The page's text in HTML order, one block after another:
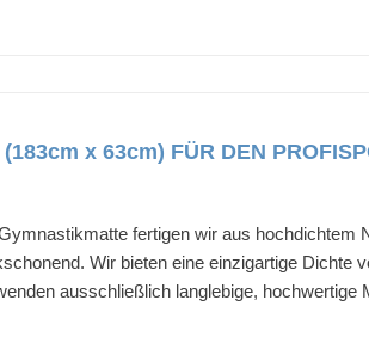
x 63cm) FÜR DEN
fertigen wir aus hochdichtem
Wir bieten eine einzigartige Dichte
ausschließlich langlebige, hochwertige